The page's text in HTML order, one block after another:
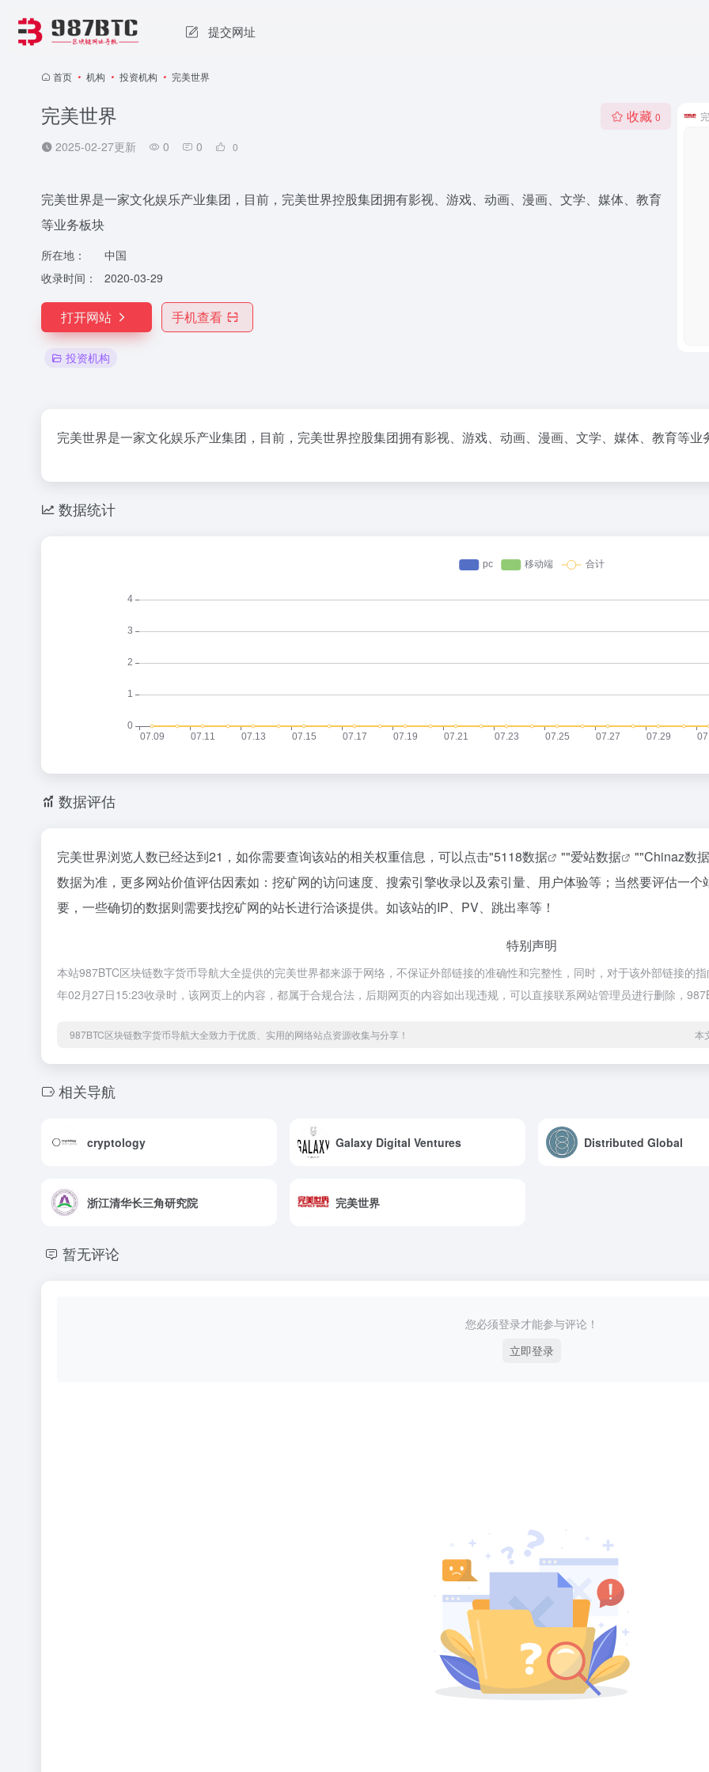
提交网址
首页 • 机构 • 投资机构 • 完美世界
完美世界
2025-02-27更新 0 0 0
收藏 0
完美世界是一家文化娱乐产业集团，目前，完美世界控股集团拥有影视、游戏、动画、漫画、文学、媒体、教育
等业务板块
所在地：
中国
收录时间：
2020-03-29
打开网站 手机查看
投资机构
完美世界是一家文化娱乐产业集团，目前，完美世界控股集团拥有影视、游戏、动画、漫画、文学、媒体、教育等业
数据统计
数据评估
完美世界浏览人数已经达到21，如你需要查询该站的相关权重信息，可以点击"5118数据 ""爱站数据 ""Chinaz数据
数据为准，更多网站价值评估因素如：挖矿网的访问速度、搜索引擎收录以及索引量、用户体验等；当然要评估一
要，一些确切的数据则需要找挖矿网的站长进行洽谈提供。如该站的IP、PV、跳出率等！
特别声明
本站987BTC区块链数字货币导航大全提供的完美世界都来源于网络，不保证外部链接的准确性和完整性，同时，对于该外部链接的
年02月27日15:23收录时，该网页上的内容，都属于合规合法，后期网页的内容如出现违规，可以直接联系网站管理员进行删除，
987BTC区块链数字货币导航大全致力于优质、实用的网络站点资源收集与分享！ 本
相关导航
cryptology Galaxy Digital Ventures Distributed Global
浙江清华长三角研究院 完美世界
暂无评论
您必须登录才能参与评论！
立即登录